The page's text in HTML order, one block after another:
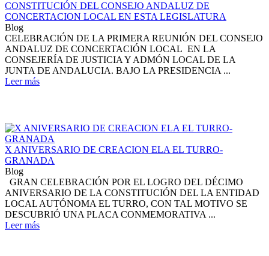
CONSTITUCIÓN DEL CONSEJO ANDALUZ DE
CONCERTACION LOCAL EN ESTA LEGISLATURA
Blog
CELEBRACIÓN DE LA PRIMERA REUNIÓN DEL CONSEJO
ANDALUZ DE CONCERTACIÓN LOCAL EN LA
CONSEJERÍA DE JUSTICIA Y ADMÓN LOCAL DE LA
JUNTA DE ANDALUCIA. BAJO LA PRESIDENCIA ...
Leer más
X ANIVERSARIO DE CREACION ELA EL TURRO-
GRANADA
Blog
GRAN CELEBRACIÓN POR EL LOGRO DEL DÉCIMO
ANIVERSARIO DE LA CONSTITUCIÓN DEL LA ENTIDAD
LOCAL AUTÓNOMA EL TURRO, CON TAL MOTIVO SE
DESCUBRIÓ UNA PLACA CONMEMORATIVA ...
Leer más